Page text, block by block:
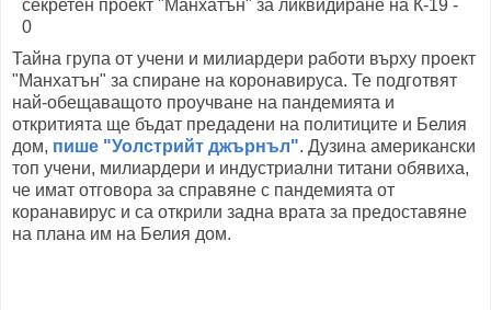
Тайна група от учени и милиардери работи върху проект
"Манхатън" за спиране на коронавируса. Те подготвят
най-обещаващото проучване на пандемията и
откритията ще бъдат предадени на политиците и Белия
дом, пише "Уолстрийт джърнъл". Дузина американски
топ учени, милиардери и индустриални титани обявиха,
че имат отговора за справяне с пандемията от
коранавирус и са открили задна врата за предоставяне
на плана им на Белия дом.